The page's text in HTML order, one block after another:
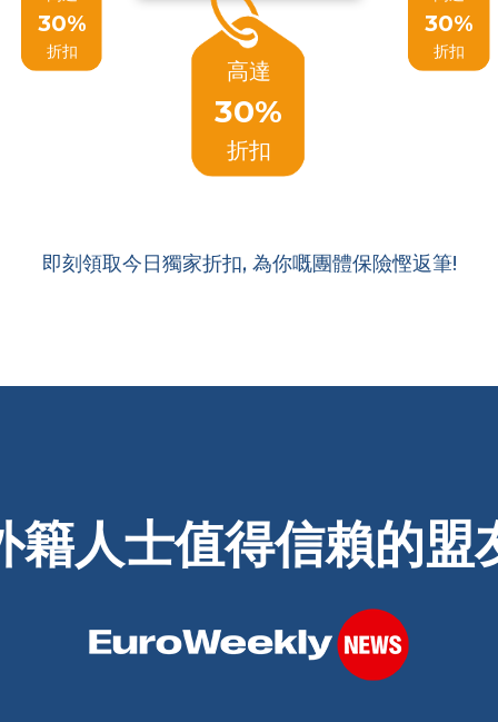
30%
折扣
高達
30%
折扣
30%
折扣
即刻領取今日獨家折扣, 為你嘅團體保險慳返筆!
籍人士值得信賴的盟